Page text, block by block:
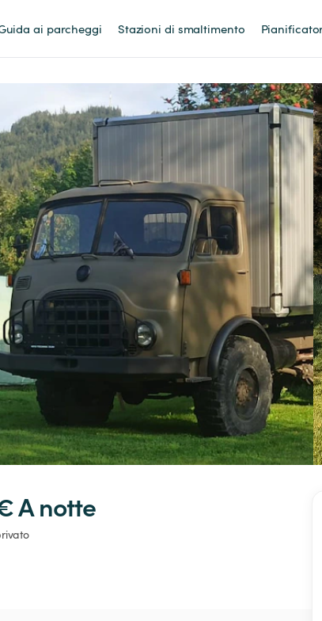
ai parcheggi Stazioni di smaltimento
A notte